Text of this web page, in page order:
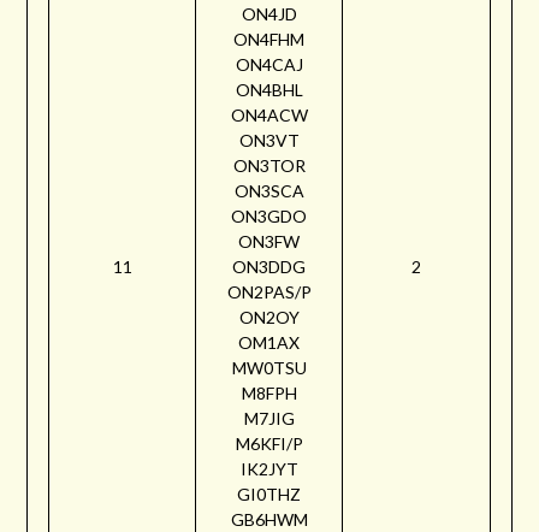
11
ON4JD
ON4FHM
ON4CAJ
ON4BHL
ON4ACW
ON3VT
ON3TOR
ON3SCA
ON3GDO
ON3FW
ON3DDG
ON2PAS/P
ON2OY
OM1AX
MW0TSU
M8FPH
M7JIG
M6KFI/P
IK2JYT
GI0THZ
GB6HWM
2